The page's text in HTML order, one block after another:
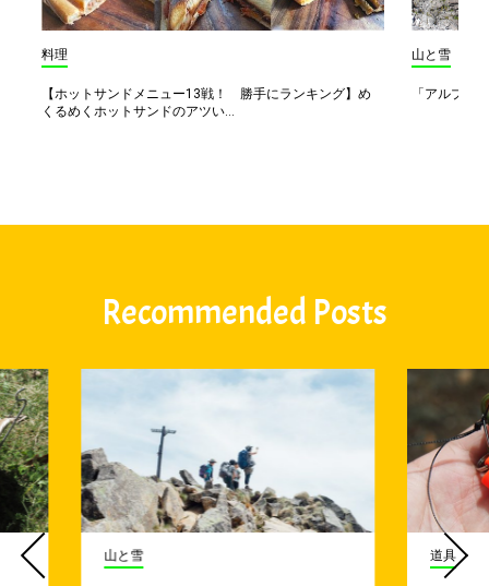
料理
【ホットサンドメニュー13戦！ 勝手にランキング】め
くるめくホットサンドのアツい...
山と雪
「アルプス
Recommended Posts
山と雪 道具